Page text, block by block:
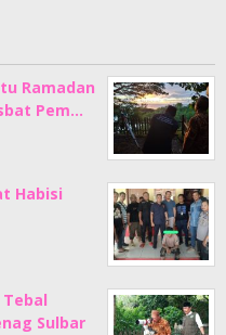
Ramadan
Pem…
Habisi
Sulbar